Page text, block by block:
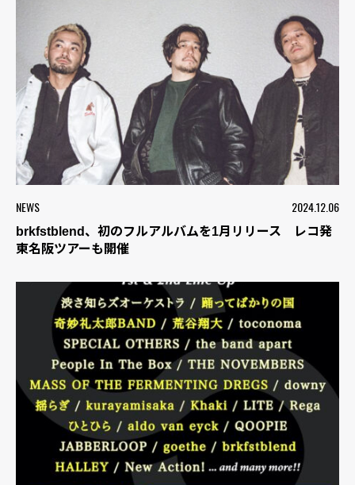
NEWS 2024.12.06
brkfstblend、初のフルアルバムを1月リリース レコ発
東名阪ツアーも開催